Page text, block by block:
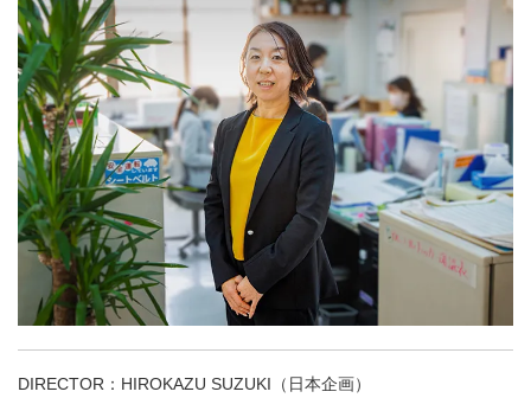
DIRECTOR：HIROKAZU SUZUKI（日本企画）